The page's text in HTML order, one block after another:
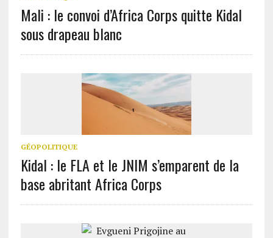
Mali : le convoi d’Africa Corps quitte Kidal
sous drapeau blanc
GÉOPOLITIQUE
Kidal : le FLA et le JNIM s’emparent de la
base abritant Africa Corps